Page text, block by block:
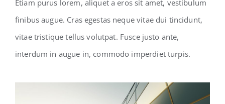
Etiam purus lorem, aliquet a eros sit amet, vestibulum
finibus augue. Cras egestas neque vitae dui tincidunt,
vitae tristique tellus volutpat. Fusce justo ante,
interdum in augue in, commodo imperdiet turpis.